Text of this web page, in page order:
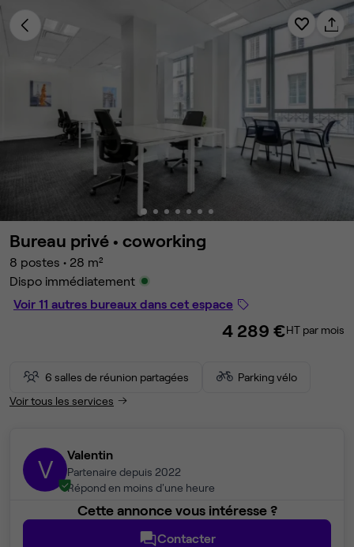
Bureau privé • coworking
8 postes • 28 m²
Dispo immédiatement
Voir 11 autres bureaux dans cet espace
4 289 €HT par mois
6 salles de réunion partagées
Parking vélo
Voir tous les services
V Valentin
Partenaire depuis 2022
Répond en moins d'une heure
Cette annonce vous intéresse ?
Contacter